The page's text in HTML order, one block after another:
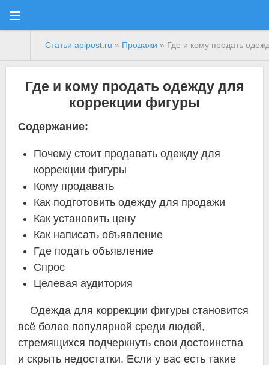
Статьи apipost.ru » Продажи » Где и кому продать
Где и кому продать одежду для
коррекции фигуры
Содержание:
Почему стоит продавать одежду для
коррекции фигуры
Кому продавать
Как подготовить одежду для продажи
Как установить цену
Как написать объявление
Где подать объявление
Спрос
Целевая аудитория
Одежда для коррекции фигуры становится
всё более популярной среди людей,
стремящихся подчеркнуть свои достоинства
и скрыть недостатки. Если у вас есть такие